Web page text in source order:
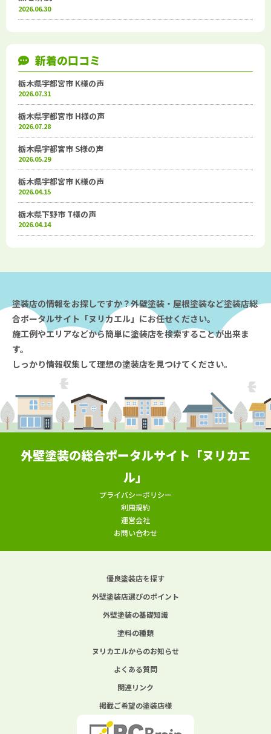
2026.06.30
新着の口コミ
栃木県宇都宮市 K様の声
2026.07.31
栃木県宇都宮市 H様の声
2026.07.28
栃木県宇都宮市 S様の声
2026.05.29
栃木県宇都宮市 K様の声
2026.04.15
栃木県下野市 T様の声
2026.04.14
塗装店の情報をお探しですか？外壁塗装・屋根塗装など塗装店総
合ポータルサイト「ヌリカエル」にお任せください。
施工例やエリアなどから簡単に塗装店を検索することが出来ま
す。
しっかり情報収集して理想の塗装店を見つけてください。
外壁塗装の総合ポータルサイト「ヌリカエ
ル」
プライバシーポリシー
利用規約
運営会社
お問い合わせ
優良塗装店を探す
外壁塗装店選びのポイント
外壁塗装の基礎知識
塗料の種類
ヌリカエルからのお知らせ
よくある質問
関連リンク
掲載ご希望の塗装店様